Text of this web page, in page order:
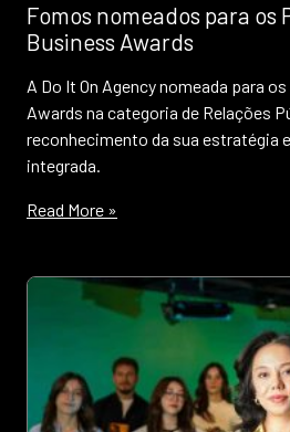
Fomos nomeados para os
Business Awards
A Do It On Agency nomeada para
Awards na categoria de Relações
reconhecimento da sua estratégia
integrada.
Read More »